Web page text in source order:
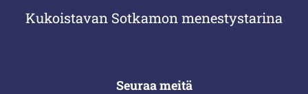
Kukoistavan Sotkamon menestystarina
Seuraa meitä